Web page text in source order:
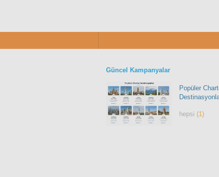
Güncel Kampanyalar
Popüler
hepsi(1)